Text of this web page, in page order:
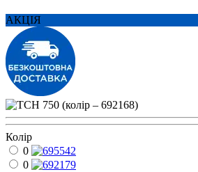
АКЦІЯ
Колір
0
0